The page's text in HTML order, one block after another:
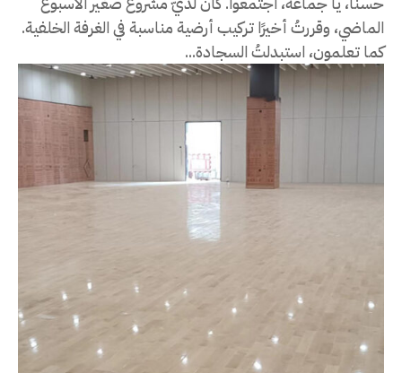
الماضي، وقررتُ أخيرًا تركيب أرضية مناسبة في الغرفة الخلفية.
كما تعلمون، استبدلتُ السجادة...